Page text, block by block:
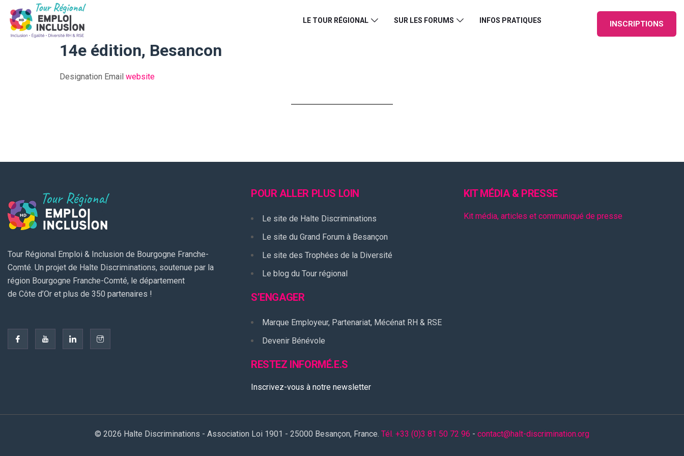
LE TOUR RÉGIONAL SUR LES FORUMS INFOS PRATIQUES INSCRIPTIONS
14e édition, Besancon
Designation Email website
Tour Régional Emploi & Inclusion de Bourgogne Franche-
Comté. Un projet de Halte Discriminations, soutenue par la
région Bourgogne Franche-Comté, le département
de Côte d’Or et plus de 350 partenaires !
POUR ALLER PLUS LOIN
Le site de Halte Discriminations
Le site du Grand Forum à Besançon
Le site des Trophées de la Diversité
Le blog du Tour régional
S’ENGAGER
Marque Employeur, Partenariat, Mécénat RH & RSE
Devenir Bénévole
RESTEZ INFORMÉ.E.S
Inscrivez-vous à notre newsletter
KIT MÉDIA & PRESSE
Kit média, articles et communiqué de presse
© 2026 Halte Discriminations - Association Loi 1901 - 25000 Besançon, France. Tél. +33 (0)3 81 50 72 96 - contact@halt-discrimination.org